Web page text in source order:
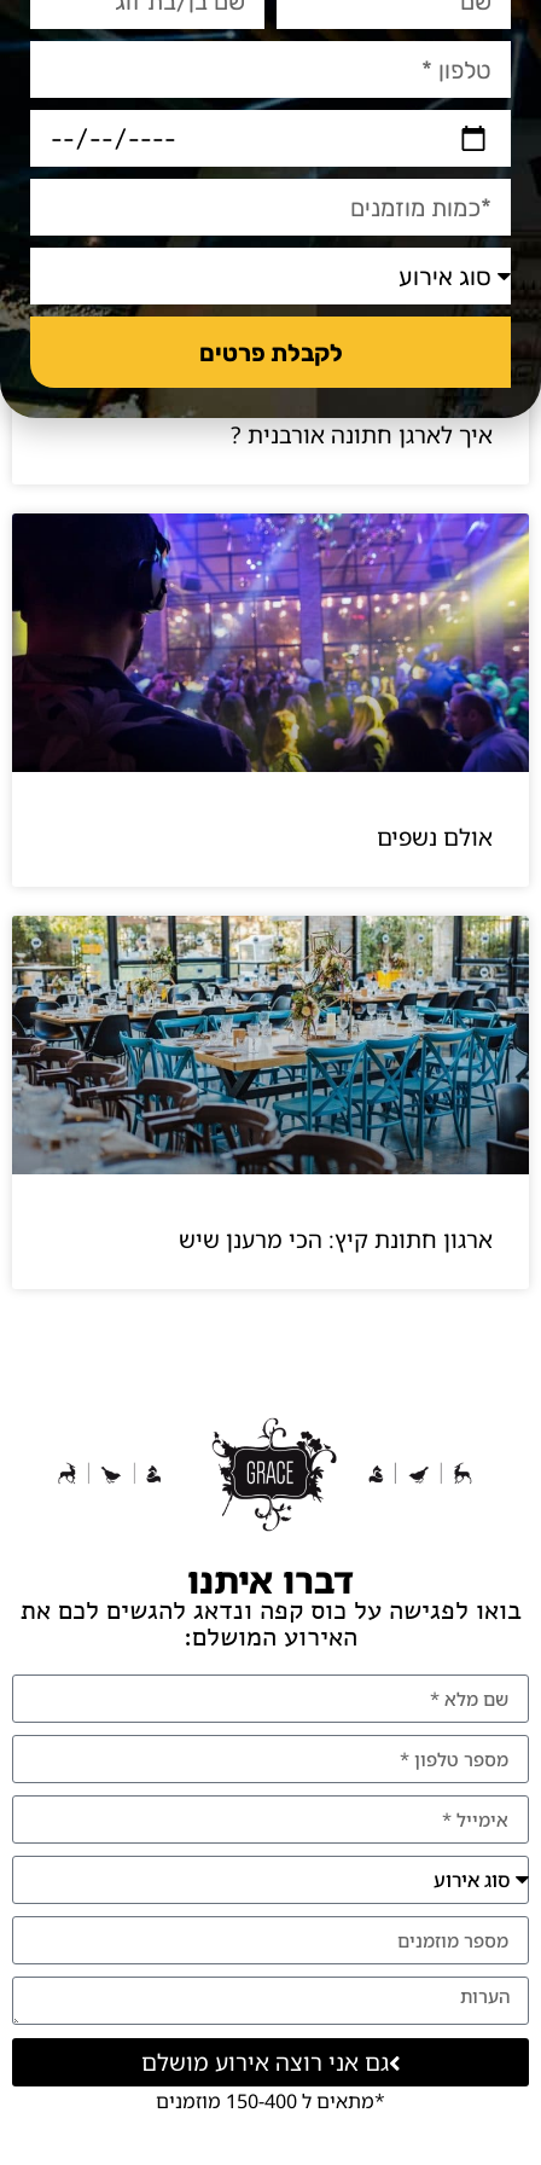
עוד מהבלוג שלנו
איך לארגן חתונה אורבנית ?
אולם נשפים
ארגון חתונת קיץ: הכי מרענן שיש
דברו איתנו
בואו לפגישה על כוס קפה ונדאג להגשים לכם את
האירוע המושלם:
גם אני רוצה אירוע מושלם
*מתאים ל 150-400 מוזמנים
לקבלת פרטים